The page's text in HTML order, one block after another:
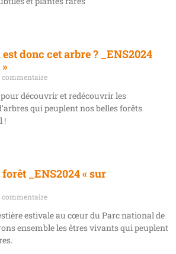
donc cet arbre ? _ENS2024
commentaire
découvrir et redécouvrir les
qui peuplent nos belles forêts
!
_ENS2024 « sur
commentaire
estivale au cœur du Parc national de
ensemble les êtres vivants qui peuplent